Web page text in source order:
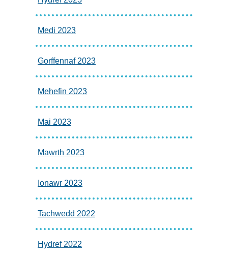
Medi 2023
Gorffennaf 2023
Mehefin 2023
Mai 2023
Mawrth 2023
Ionawr 2023
Tachwedd 2022
Hydref 2022